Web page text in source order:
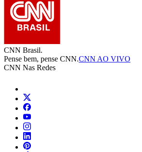
CNN Brasil.
Pense bem, pense CNN.CNN AO VIVO
CNN Nas Redes